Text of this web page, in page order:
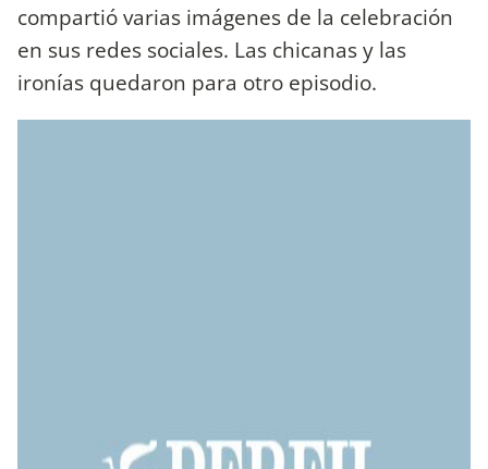
compartió varias imágenes de la celebración
en sus redes sociales. Las chicanas y las
ironías quedaron para otro episodio.